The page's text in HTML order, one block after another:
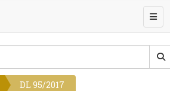
DL 95/2017